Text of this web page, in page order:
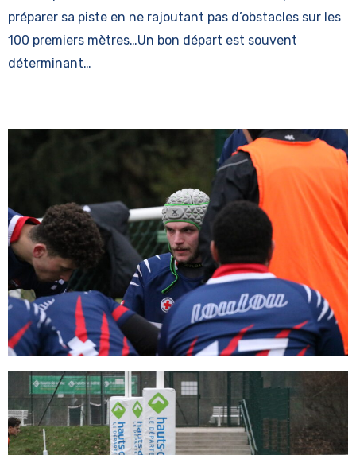
préparer sa piste en ne rajoutant pas d’obstacles sur les
100 premiers mètres…Un bon départ est souvent
déterminant…